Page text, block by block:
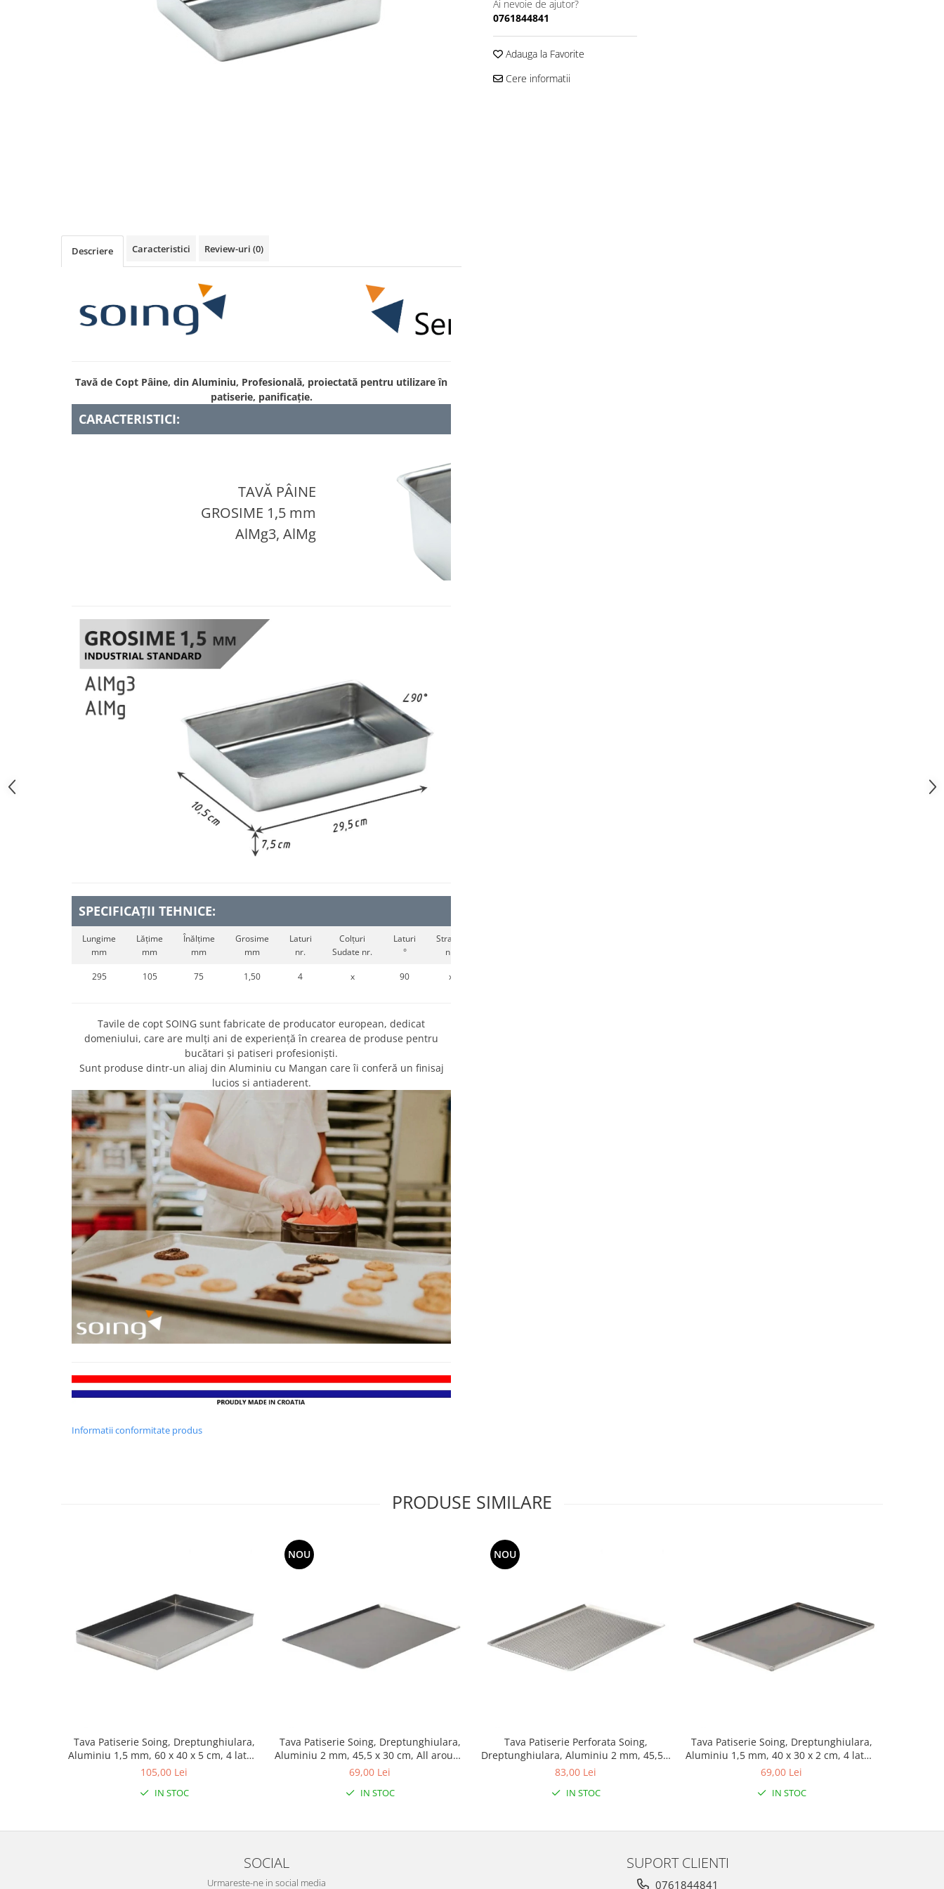
Ai nevoie de ajutor?
0761844841
Adauga la Favorite
Cere informatii
Descriere Caracteristici Review-uri (0)
Tavă de Copt Pâine, din Aluminiu, Profesională, proiectată pentru utilizare în
patiserie, panificație.
CARACTERISTICI:
TAVĂ PÂINE
GROSIME 1,5 mm
AlMg3, AlMg
SPECIFICAȚII TEHNICE:
Lungime
mm
Lățime
mm
Înălțime
mm
Grosime
mm
Laturi
nr.
Colțuri
Sudate nr.
Laturi
°
Straturi
nr.
295 105 75 1,50 4 x 90 x
Tavile de copt SOING sunt fabricate de producator european, dedicat
domeniului, care are mulți ani de experiență în crearea de produse pentru
bucătari și patiseri profesioniști.
Sunt produse dintr-un aliaj din Aluminiu cu Mangan care îi conferă un finisaj
lucios si antiaderent.
Informatii conformitate produs
PRODUSE SIMILARE
Tava Patiserie Soing, Dreptunghiulara,
Aluminiu 1,5 mm, 60 x 40 x 5 cm, 4 laturi
90°
105,00 Lei
IN STOC
NOU
Tava Patiserie Soing, Dreptunghiulara,
Aluminiu 2 mm, 45,5 x 30 cm, All around
45°
69,00 Lei
IN STOC
NOU
Tava Patiserie Perforata Soing,
Dreptunghiulara, Aluminiu 2 mm, 45,5 x
34 cm, All around 45°
83,00 Lei
IN STOC
Tava Patiserie Soing, Dreptunghiulara,
Aluminiu 1,5 mm, 40 x 30 x 2 cm, 4 laturi
90°
69,00 Lei
IN STOC
SOCIAL
Urmareste-ne in social media
SUPORT CLIENTI
0761844841